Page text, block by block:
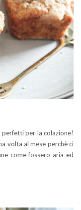
perfetti per la colazione!
volta al mese perchè ci
come fossero aria ed